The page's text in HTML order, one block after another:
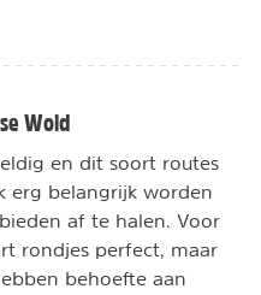
Wold
en dit soort routes
erg belangrijk worden
af te halen. Voor
rondjes perfect, maar
behoefte aan